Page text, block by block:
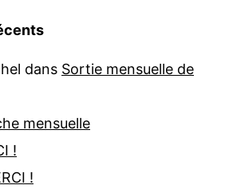
dans Sortie mensuelle de
mensuelle
!
!